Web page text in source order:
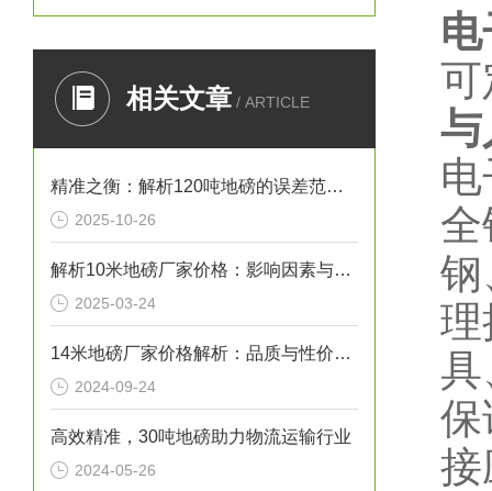
相关文章 / ARTICLE
精准之衡：解析120吨地磅的误差范围与管理实践
2025-10-26
解析10米地磅厂家价格：影响因素与市场行情
2025-03-24
14米地磅厂家价格解析：品质与性价比的考量
2024-09-24
高效精准，30吨地磅助力物流运输行业
2024-05-26
可
与
钢
理
保
接